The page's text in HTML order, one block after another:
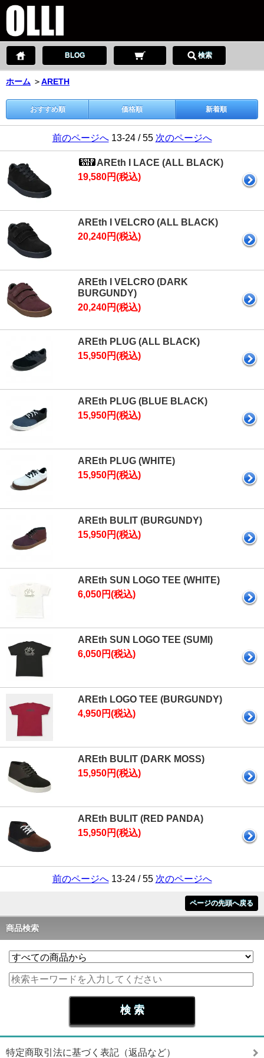
BLOG 検索
ホーム ＞ARETH
おすすめ順 価格順 新着順
前のページへ13-24 / 55 次のページへ
AREth I LACE (ALL BLACK)
19,580円(税込)
AREth I VELCRO (ALL BLACK)
20,240円(税込)
AREth I VELCRO (DARK
BURGUNDY)
20,240円(税込)
AREth PLUG (ALL BLACK)
15,950円(税込)
AREth PLUG (BLUE BLACK)
15,950円(税込)
AREth PLUG (WHITE)
15,950円(税込)
AREth BULIT (BURGUNDY)
15,950円(税込)
AREth SUN LOGO TEE (WHITE)
6,050円(税込)
AREth SUN LOGO TEE (SUMI)
6,050円(税込)
AREth LOGO TEE (BURGUNDY)
4,950円(税込)
AREth BULIT (DARK MOSS)
15,950円(税込)
AREth BULIT (RED PANDA)
15,950円(税込)
前のページへ13-24 / 55 次のページへ
ページの先頭へ戻る
商品検索
特定商取引法に基づく表記（返品など）